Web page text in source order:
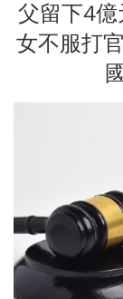
父留下4
女不服打